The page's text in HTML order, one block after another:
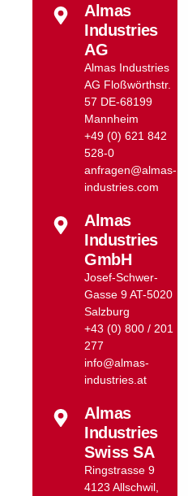
Almas
Industries
AG
Almas Industries
AG Floßwörthstr.
57 DE-68199
Mannheim
+49 (0) 621 842
528-0
anfragen@almas-
industries.com
Almas
Industries
GmbH
Josef-Schwer-
Gasse 9 AT-5020
Salzburg
+43 (0) 800 / 201
277
info@almas-
industries.at
Almas
Industries
Swiss SA
Ringstrasse 9
4123 Allschwil,